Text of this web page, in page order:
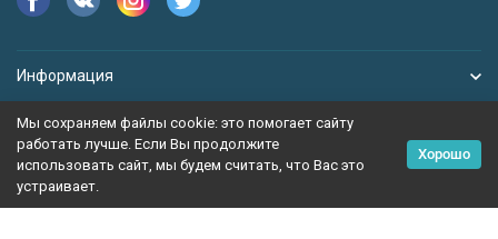
Информация
Политика персональных данных Карта сайта
Мы сохраняем файлы cookie: это помогает сайту
работать лучше. Если Вы продолжите
использовать сайт, мы будем считать, что Вас это
устраивает.
Хорошо